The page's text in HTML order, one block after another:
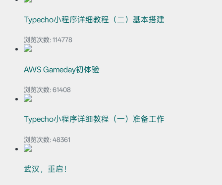
Typecho小程序详细教程（二）基本搭建
浏览次数: 114778
AWS Gameday初体验
浏览次数: 61408
Typecho小程序详细教程（一）准备工作
浏览次数: 48361
武汉，重启！